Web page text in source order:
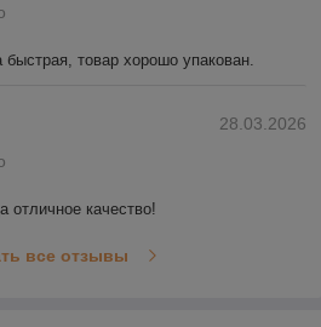
товар хорошо упакован.
28.03.2026
отличное качество!
все отзывы